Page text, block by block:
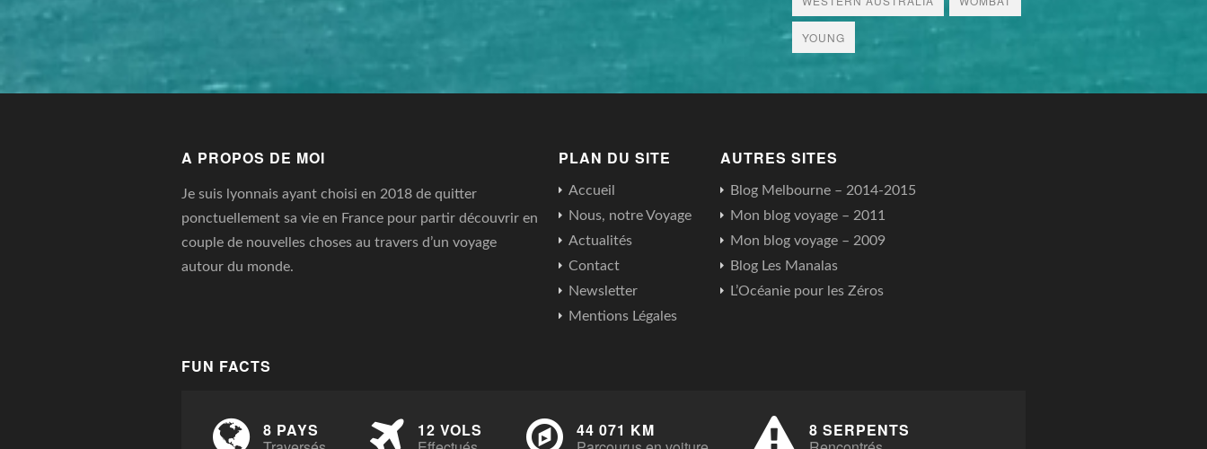
YOUNG
A PROPOS DE MOI
Je suis lyonnais ayant choisi en 2018 de quitter
ponctuellement sa vie en France pour partir découvrir en
couple de nouvelles choses au travers d’un voyage
autour du monde.
PLAN DU SITE
Accueil
Nous, notre Voyage
Actualités
Contact
Newsletter
Mentions Légales
AUTRES SITES
Blog Melbourne – 2014-2015
Mon blog voyage – 2011
Mon blog voyage – 2009
Blog Les Manalas
L’Océanie pour les Zéros
FUN FACTS
8 PAYS
12 VOLS
44 071 KM
8 SERPENTS